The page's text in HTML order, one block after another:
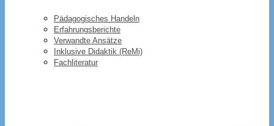
Pädagogisches Handeln
Erfahrungsberichte
Verwandte Ansätze
Inklusive Didaktik (ReMi)
Fachliteratur